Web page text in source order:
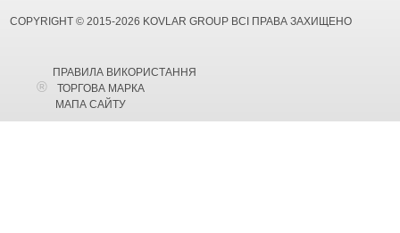
COPYRIGHT © 2015-2026 KOVLAR GROUP ВСІ ПРАВА ЗАХИЩЕНО
ПРАВИЛА ВИКОРИСТАННЯ
ТОРГОВА МАРКА
МАПА САЙТУ